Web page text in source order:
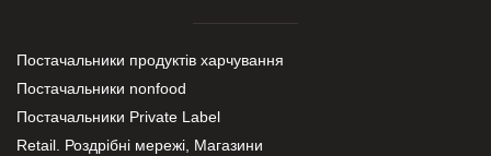
Постачальники продуктів харчування
Постачальники nonfood
Постачальники Private Label
Retail. Роздрібні мережі, Магазини